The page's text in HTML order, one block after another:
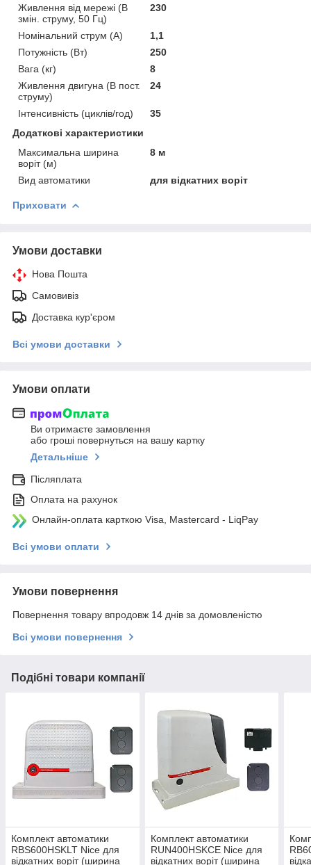
Живлення від мережі (В
змін. струму, 50 Гц)
230
Номінальний струм (А)
1,1
Потужність (Вт)
250
Вага (кг)
8
Живлення двигуна (В пост.
струму)
24
Інтенсивність (циклів/год)
35
Додаткові характеристики
Максимальна ширина
воріт (м)
8 м
Вид автоматики для відкатних воріт
Приховати
Умови доставки
Нова Пошта
Самовивіз
Доставка кур'єром
Всі умови доставки
Умови оплати
Ви отримаєте замовлення
або гроші повернуться на вашу картку
Детальніше
Післяплата
Оплата на рахунок
Онлайн-оплата карткою Visa, Mastercard - LiqPay
Всі умови оплати
Умови повернення
Повернення товару впродовж 14 днів за домовленістю
Всі умови повернення
Подібні товари компанії
Комплект автоматики
RBS600HSKLT Nice для
відкатних воріт (ширина
Комплект автоматики
RUN400HSKCE Nice для
відкатних воріт (ширина